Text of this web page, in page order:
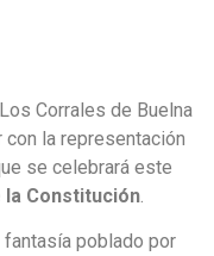
Corrales de Buelna
la representación
se celebrará este
la Constitución
fantasía poblado por